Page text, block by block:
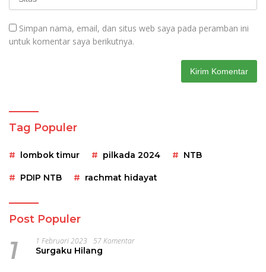
Simpan nama, email, dan situs web saya pada peramban ini
untuk komentar saya berikutnya.
Tag Populer
lombok timur pilkada 2024 NTB
PDIP NTB rachmat hidayat
Post Populer
1 1 Februari 2023 57 Komentar
Surgaku Hilang